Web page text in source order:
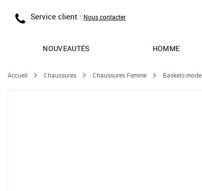
Service client : Nous contacter
NOUVEAUTÉS HOMME
Accueil Chaussures Chaussures Femme Baskets mode